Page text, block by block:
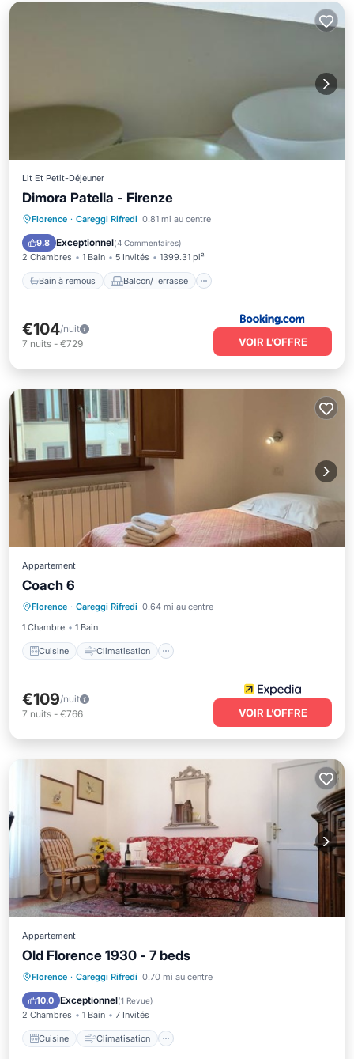
Lit Et Petit-Déjeuner
Dimora Patella - Firenze
Florence · Careggi Rifredi 0.81 mi au centre
9.8 Exceptionnel(4 Commentaires)
2 Chambres 1 Bain 5 Invités 1399.31 pi²
Bain à remous Balcon/Terrasse
Bain à remous
Balcon/Terrasse
Cuisine
Climatisation
€104/nuit
7 nuits - €729 VOIR L’OFFRE
Appartement
Coach 6
Florence · Careggi Rifredi 0.64 mi au centre
1 Chambre
1 Bain
Cuisine Climatisation
Animaux acceptés
€109/nuit
7 nuits - €766 VOIR L’OFFRE
Appartement
Old Florence 1930 - 7 beds
Florence · Careggi Rifredi 0.70 mi au centre
10.0 Exceptionnel(1 Revue)
2 Chambres 1 Bain 7 Invités
Cuisine Climatisation
Cuisine Climatisation
Animaux acceptés